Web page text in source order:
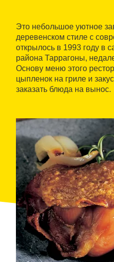
Это небольшое уютное
деревенском стиле с
открылось в 1993 году в
района Таррагоны,
Основу меню этого
цыпленок на гриле и
заказать блюда на вынос.